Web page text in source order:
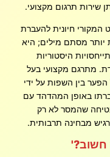
שירות תרגום מקצועי.
חיונית להעברת
יותר מסתם מילים; היא
היסטוריות
מתרגם מקצועי בעל
הפער בין השפות על ידי
באופן המהדהד עם
שהמסר לא רק
מבחינה תרבותית.